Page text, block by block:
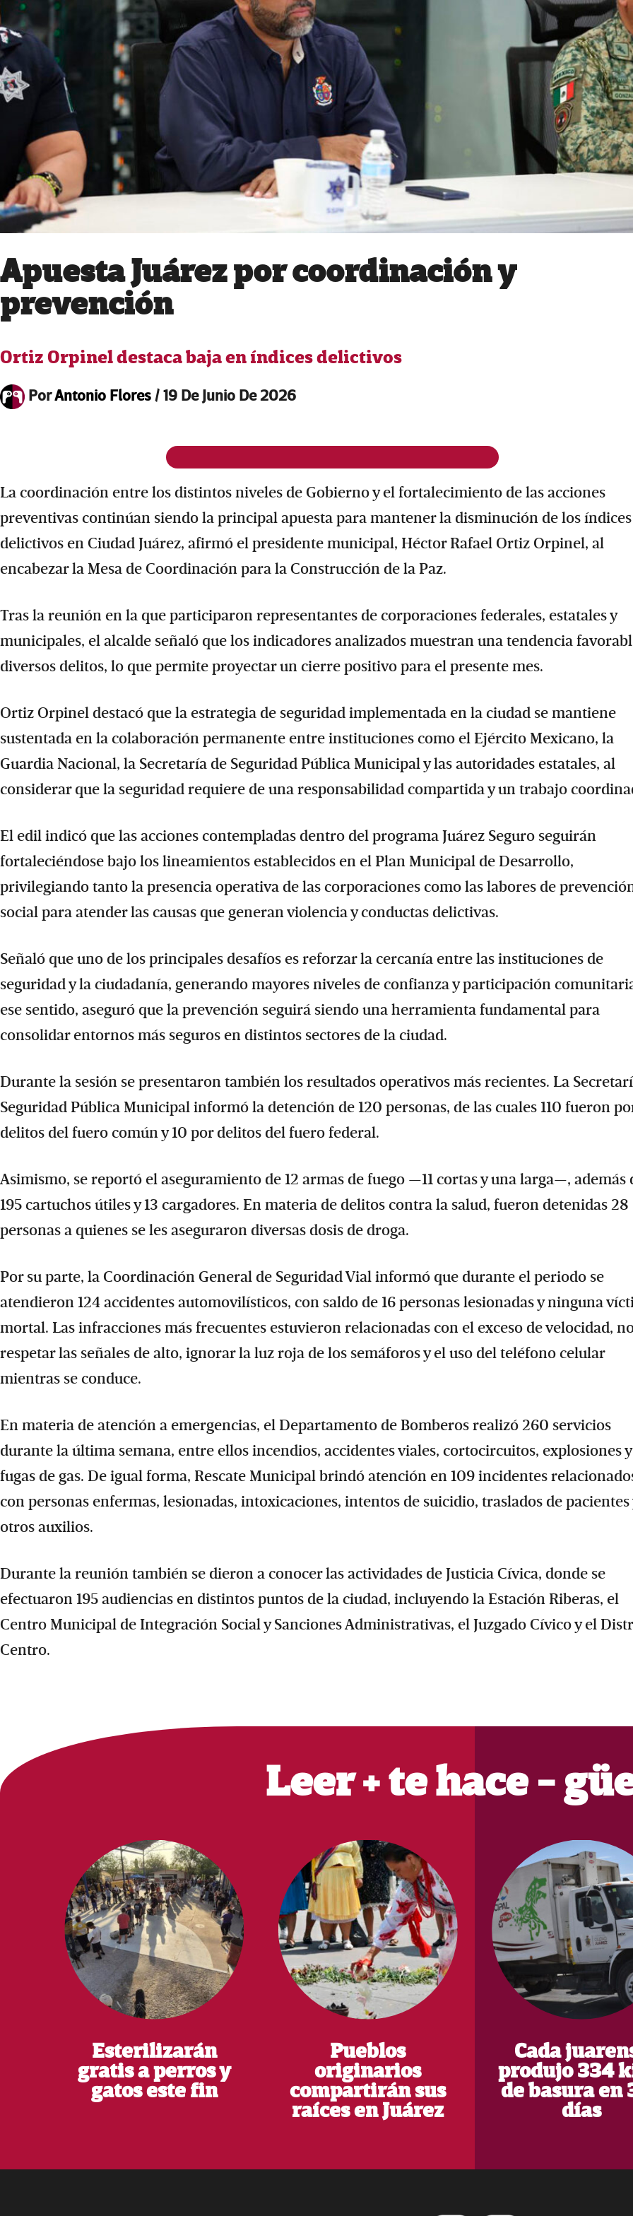
Apuesta Juárez por coordinación y
prevención
Ortiz Orpinel destaca baja en índices delictivos
PorAntonio Flores/19 De Junio De 2026
La coordinación entre los distintos niveles de Gobierno y el fortalecimiento de las acciones
preventivas continúan siendo la principal apuesta para mantener la disminución de los índices
delictivos en Ciudad Juárez, afirmó el presidente municipal, Héctor Rafael Ortiz Orpinel, al
encabezar la Mesa de Coordinación para la Construcción de la Paz.
Tras la reunión en la que participaron representantes de corporaciones federales, estatales y
municipales, el alcalde señaló que los indicadores analizados muestran una tendencia
diversos delitos, lo que permite proyectar un cierre positivo para el presente mes.
Ortiz Orpinel destacó que la estrategia de seguridad implementada en la ciudad se mantiene
sustentada en la colaboración permanente entre instituciones como el Ejército Mexicano, la
Guardia Nacional, la Secretaría de Seguridad Pública Municipal y las autoridades estatales, al
considerar que la seguridad requiere de una responsabilidad compartida y un trabajo
El edil indicó que las acciones contempladas dentro del programa Juárez Seguro seguirán
fortaleciéndose bajo los lineamientos establecidos en el Plan Municipal de Desarrollo,
privilegiando tanto la presencia operativa de las corporaciones como las labores de
social para atender las causas que generan violencia y conductas delictivas.
Señaló que uno de los principales desafíos es reforzar la cercanía entre las instituciones de
seguridad y la ciudadanía, generando mayores niveles de confianza y participación
ese sentido, aseguró que la prevención seguirá siendo una herramienta fundamental para
consolidar entornos más seguros en distintos sectores de la ciudad.
Durante la sesión se presentaron también los resultados operativos más recientes. La
Seguridad Pública Municipal informó la detención de 120 personas, de las cuales 110 fueron
delitos del fuero común y 10 por delitos del fuero federal.
Asimismo, se reportó el aseguramiento de 12 armas de fuego —11 cortas y una larga—, además
195 cartuchos útiles y 13 cargadores. En materia de delitos contra la salud, fueron detenidas 28
personas a quienes se les aseguraron diversas dosis de droga.
Por su parte, la Coordinación General de Seguridad Vial informó que durante el periodo se
atendieron 124 accidentes automovilísticos, con saldo de 16 personas lesionadas y ninguna
mortal. Las infracciones más frecuentes estuvieron relacionadas con el exceso de velocidad,
respetar las señales de alto, ignorar la luz roja de los semáforos y el uso del teléfono celular
mientras se conduce.
En materia de atención a emergencias, el Departamento de Bomberos realizó 260 servicios
durante la última semana, entre ellos incendios, accidentes viales, cortocircuitos, explosiones y
fugas de gas. De igual forma, Rescate Municipal brindó atención en 109 incidentes
con personas enfermas, lesionadas, intoxicaciones, intentos de suicidio, traslados de pacientes
otros auxilios.
Durante la reunión también se dieron a conocer las actividades de Justicia Cívica, donde se
efectuaron 195 audiencias en distintos puntos de la ciudad, incluyendo la Estación Riberas, el
Centro Municipal de Integración Social y Sanciones Administrativas, el Juzgado Cívico y el
Centro.
Leer + te hace -
Esterilizarán
gratis a perros y
gatos este fin
Pueblos
originarios
compartirán sus
raíces en Juárez
Cada
produjo 334
de basura en
días